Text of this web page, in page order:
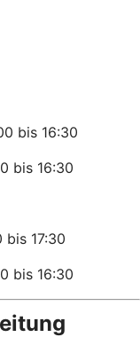
16:30
bis 16:30
bis 17:30
bis 16:30